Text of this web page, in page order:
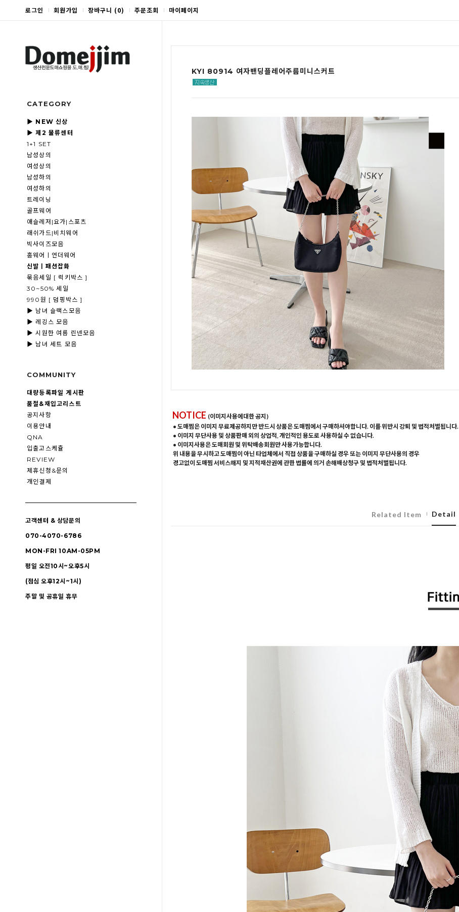
로그인 회원가입 장바구니 (0) 주문조회 마이페이지
CATEGORY
▶ NEW 신상
▶ 제2 물류센터
1+1 SET
남성상의
여성상의
남성하의
여성하의
트레이닝
골프웨어
애슬레저|요가|스포츠
래쉬가드|비치웨어
빅사이즈모음
홈웨어ㅣ언더웨어
신발ㅣ패션잡화
묶음세일 [ 럭키박스 ]
30~50% 세일
990원 [ 덤핑박스 ]
▶ 남녀 슬랙스모음
▶ 레깅스 모음
▶ 시원한 여름 린넨모음
▶ 남녀 세트 모음
COMMUNITY
대량등록파일 게시판
품절&재입고리스트
공지사항
이용안내
QNA
입출고스케쥴
REVIEW
제휴신청&문의
개인결제
고객센터 & 상담문의
070-4070-6786
MON-FRI 10AM-05PM
평일 오전10시~오후5시
(점심 오후12시~1시)
주말 및 공휴일 휴무
KYI 80914 여자밴딩플레어주름미니스커트
NOTICE (이미지사용에대한 공지)
• 도매찜은 이미지 무료제공하지만 반드시 상품은 도매찜에서 구매하셔야합니다. 이를 위반시 강퇴 및 법적처벌됩니다.
• 이미지 무단사용 및 상품판매 외의 상업적, 개인적인 용도로 사용하실 수 없습니다.
• 이미지사용은 도매회원 및 위탁배송회원만 사용가능합니다.
위 내용을 무시하고 도매찜이 아닌 타업체에서 직접 상품을 구매하실 경우 또는 이미지 무단사용의 경우
경고없이 도매찜 서비스해지 및 지적재산권에 관한 법률에 의거 손해배상청구 및 법적처벌됩니다.
Related Item Detail